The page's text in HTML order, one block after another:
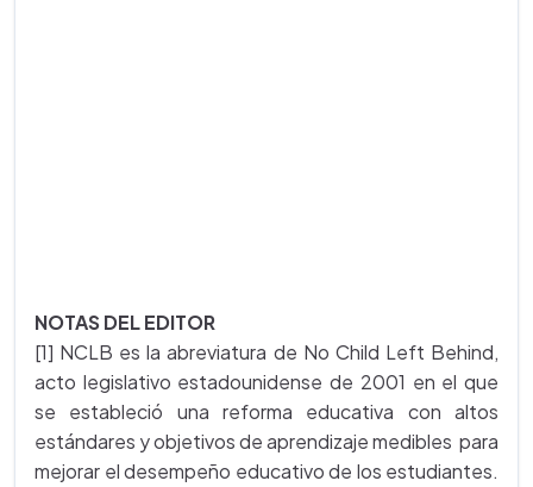
NOTAS DEL EDITOR
[1] NCLB es la abreviatura de No Child Left Behind,
acto legislativo estadounidense de 2001 en el que
se estableció una reforma educativa con altos
estándares y objetivos de aprendizaje medibles para
mejorar el desempeño educativo de los estudiantes.